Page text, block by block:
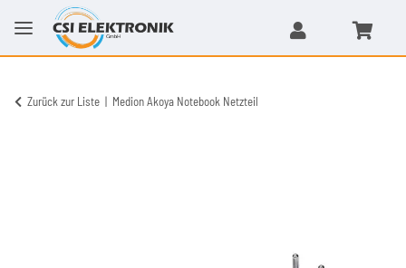
Zurück zur Liste Medion Akoya Notebook Netzteil